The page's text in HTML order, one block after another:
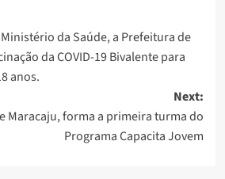
da Saúde, a Prefeitura de
da COVID-19 Bivalente para
anos.
Next:
Maracaju, forma a primeira turma do
Programa Capacita Jovem